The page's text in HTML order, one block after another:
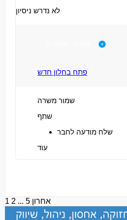
לא נדרש ניסיון
ידע בסיסי בקריאת שרטוט טכני
אנגלית בסיסית
הבנה טכנית ברמה תיכונית לפחות
נכונות לעבודה במשמרות
פתח בחלון חדש
שמור משרה
שתף
שלח מודעה לחבר
עוד
1 2 ... 5 אחרון